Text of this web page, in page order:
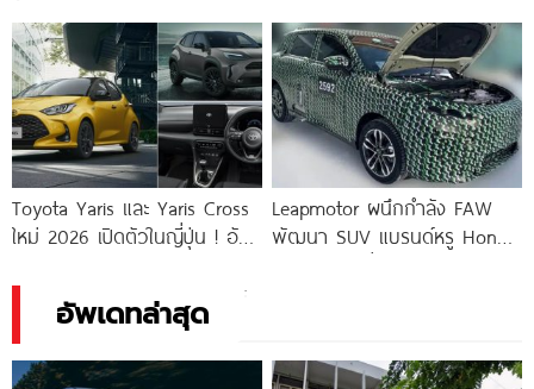
ผลิตเพียง 200 คันทั่วโลก
Toyota Yaris และ Yaris Cross
ใหม่ 2026 เปิดตัวในญี่ปุ่น ! อัป
Leapmotor ผนึกกำลัง FAW
พัฒนา SUV แบรนด์หรู Hongqi
อัพเดทล่าสุด